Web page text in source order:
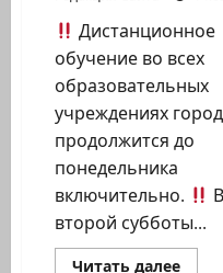
Дистанционное
обучение во всех
образовательных
учреждениях
продолжится до
понедельника
включительно.
второй субботы...
Читать далее